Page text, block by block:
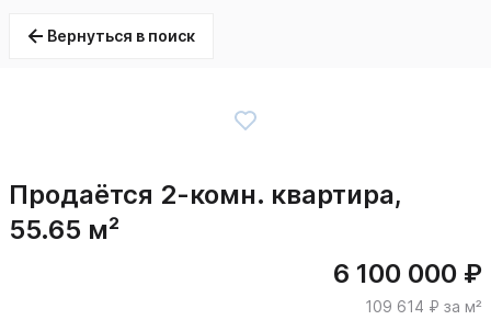
Вернуться в поиск
Продаётся 2-комн. квартира,
55.65 м²
6 100 000 ₽
109 614 ₽ за м²